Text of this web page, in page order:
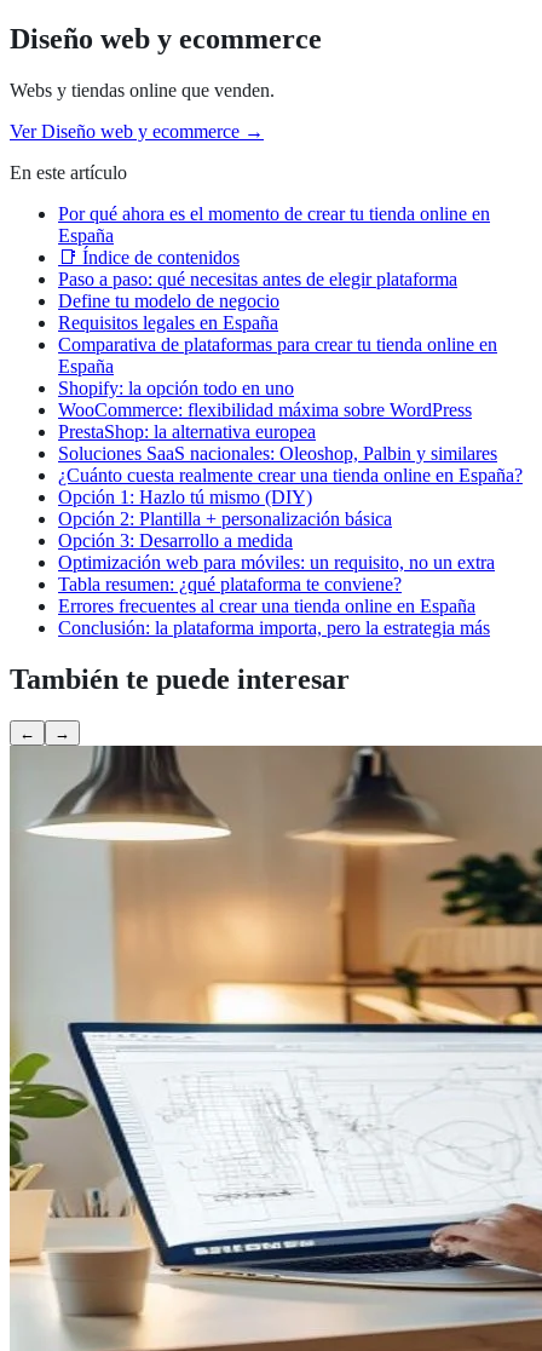
Diseño web y ecommerce
Webs y tiendas online que venden.
VerDiseño web y ecommerce →
En este artículo
Por qué ahora es el momento de crear tu tienda online en
España
📑 Índice de contenidos
Paso a paso: qué necesitas antes de elegir plataforma
Define tu modelo de negocio
Requisitos legales en España
Comparativa de plataformas para crear tu tienda online en
España
Shopify: la opción todo en uno
WooCommerce: flexibilidad máxima sobre WordPress
PrestaShop: la alternativa europea
Soluciones SaaS nacionales: Oleoshop, Palbin y similares
¿Cuánto cuesta realmente crear una tienda online en España?
Opción 1: Hazlo tú mismo (DIY)
Opción 2: Plantilla + personalización básica
Opción 3: Desarrollo a medida
Optimización web para móviles: un requisito, no un extra
Tabla resumen: ¿qué plataforma te conviene?
Errores frecuentes al crear una tienda online en España
Conclusión: la plataforma importa, pero la estrategia más
También te puede interesar
← →